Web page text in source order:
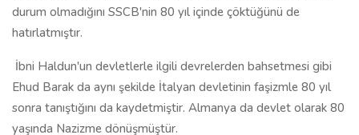
durum olmadığını SSCB'nin 80 yıl içinde çöktüğünü de
hatırlatmıştır.
İbni Haldun'un devletlerle ilgili devrelerden bahsetmesi gibi
Ehud Barak da aynı şekilde İtalyan devletinin faşizmle 80 yıl
sonra tanıştığını da kaydetmiştir. Almanya da devlet olarak 80
yaşında Nazizme dönüşmüştür.